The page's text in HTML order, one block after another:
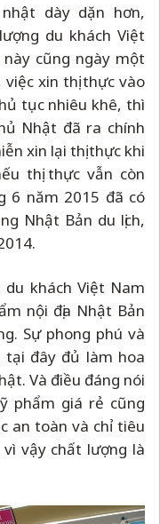
dày dặn hơn,
du khách Việt
cũng ngày một
xin thị thực vào
tục nhiêu khê, thì
Nhật đã ra chính
xin lại thị thực khi
thị thực vẫn còn
6 năm 2015 đã có
Nhật Bản du lịch,
khách Việt Nam
nội địa Nhật Bản
Sự phong phú và
tại đây đủ làm hoa
Và điều đáng nói
phẩm giá rẻ cũng
an toàn và chỉ tiêu
vậy chất lượng là